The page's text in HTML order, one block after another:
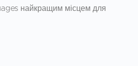
найкращим місцем для